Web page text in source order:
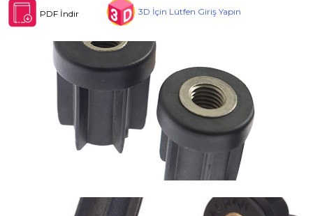
PDF İndir 3D İçin Lütfen Giriş Yapın